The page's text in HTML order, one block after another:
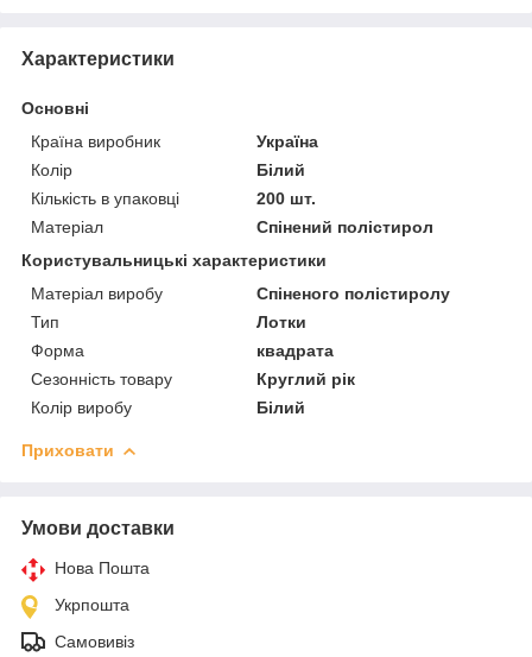
Характеристики
Основні
Країна виробник
Україна
Колір
Білий
Кількість в упаковці
200 шт.
Матеріал
Спінений полістирол
Користувальницькі характеристики
Матеріал виробу
Спіненого полістиролу
Тип
Лотки
Форма
квадрата
Сезонність товару
Круглий рік
Колір виробу
Білий
Приховати
Умови доставки
Нова Пошта
Укрпошта
Самовивіз